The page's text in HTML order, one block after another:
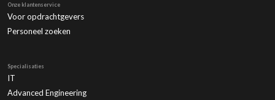
Onze klantenservice
Voor opdrachtgevers
Personeel zoeken
Specialisaties
IT
Advanced Engineering